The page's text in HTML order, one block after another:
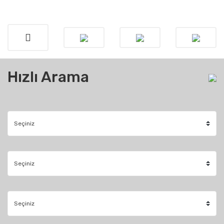
Hızlı Arama